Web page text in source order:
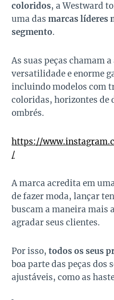
coloridos, a Westward
uma das marcas líderes
segmento.
As suas peças chamam
versatilidade e enorme
incluindo modelos com
coloridas, horizontes de
ombrés.
https://
/
A marca acredita em
de fazer moda, lançar
buscam a maneira mais
agradar seus clientes.
Por isso, todos os seus
boa parte das peças dos
ajustáveis, como as